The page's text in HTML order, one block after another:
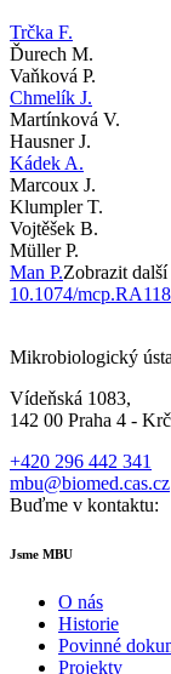
Trčka F.
Ďurech M.
Vaňková P.
Chmelík J.
Martínková V.
Hausner J.
Kádek A.
Marcoux J.
Klumpler T.
Vojtěšek B.
Müller P.
Man P.Zobrazit
10.1074/
Mikrobiologický
Vídeňská 1083,
142 00 Praha 4 - Krč
+420 296 442 341
mbu@biomed.cas.cz
Buďme v kontaktu:
Jsme MBU
O nás
Historie
Povinné
Projekty